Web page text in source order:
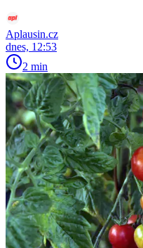
Aplausin.cz
dnes, 12:53
2 min